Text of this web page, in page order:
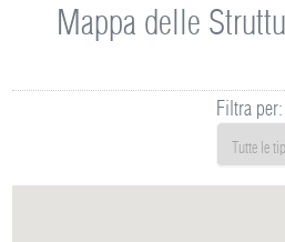
Mappa delle
Filtra per: